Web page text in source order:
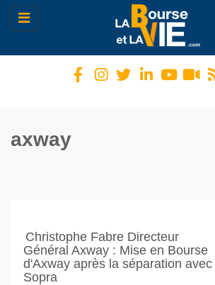
Toggle
navigation
axway
Christophe Fabre Directeur
Général Axway : Mise en Bourse
d'Axway après la séparation avec
Sopra